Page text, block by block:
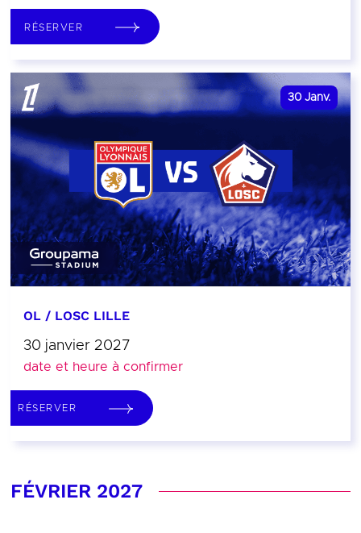
RÉSERVER
30 Janv.
OL / LOSC LILLE
30 janvier 2027
date et heure à confirmer
RÉSERVER
FÉVRIER 2027